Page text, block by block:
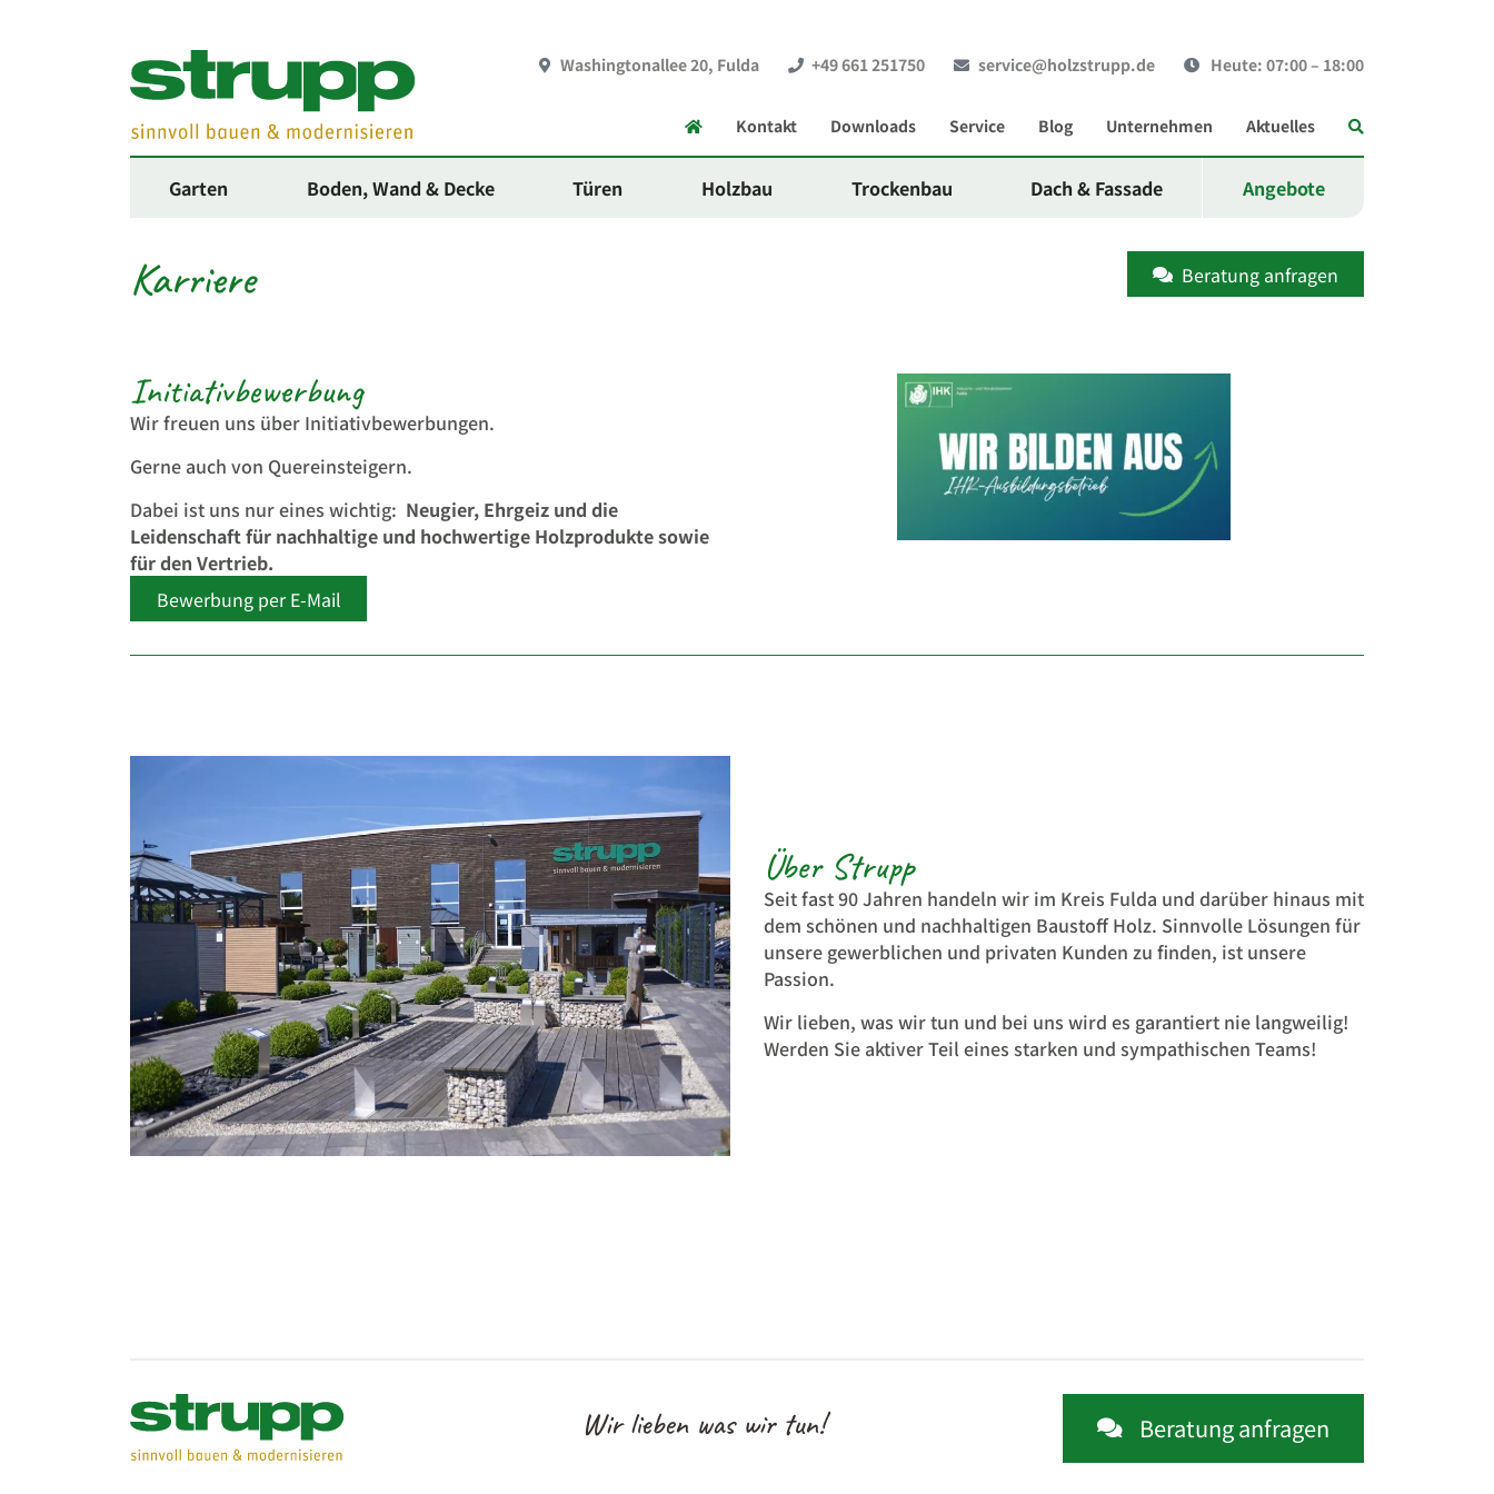
Washingtonallee 20, Fulda +49 661 251750 service@holzstrupp.de Heute: 07:00 – 18:00
Startseite
Kontakt Downloads Service Blog Unternehmen Aktuelles
Garten Boden, Wand & Decke Türen Holzbau Trockenbau Dach & Fassade Angebote
Karriere Beratung anfragen
Initiativbewerbung
Wir freuen uns über Initiativbewerbungen.
Gerne auch von Quereinsteigern.
Dabei ist uns nur eines wichtig: Neugier, Ehrgeiz und die
Leidenschaft für nachhaltige und hochwertige Holzprodukte sowie
für den Vertrieb.
Bewerbung per E-Mail
Über Strupp
Seit fast 90 Jahren handeln wir im Kreis Fulda und darüber hinaus mit
dem schönen und nachhaltigen Baustoff Holz. Sinnvolle Lösungen für
unsere gewerblichen und privaten Kunden zu finden, ist unsere
Passion.
Wir lieben, was wir tun und bei uns wird es garantiert nie langweilig!
Werden Sie aktiver Teil eines starken und sympathischen Teams!
Wir lieben was wir tun! Beratung anfragen